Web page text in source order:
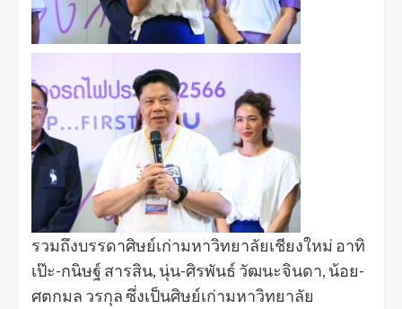
รวมถึงบรรดาศิษย์เก่ามหาวิทยาลัยเชียงใหม่ อาทิ
เป๊ะ-กนิษฐ์ สารสิน, นุ่น-ศิรพันธ์ วัฒนะจินดา, น้อย-
ศตกมล วรกุล ซึ่งเป็นศิษย์เก่ามหาวิทยาลัย